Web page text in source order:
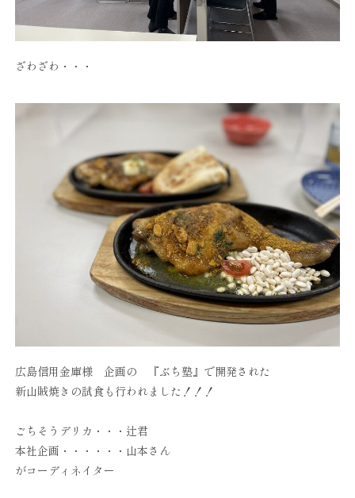
ざわざわ・・・
広島信用金庫様 企画の 『ぶち塾』で開発された
新山賊焼きの試食も行われました！！！
ごちそうデリカ・・・辻君
本社企画・・・・・・山本さん
がコーディネイター